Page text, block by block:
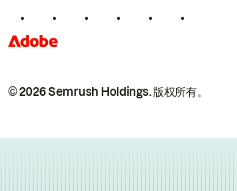
© 2026 Semrush Holdings.版权所有。